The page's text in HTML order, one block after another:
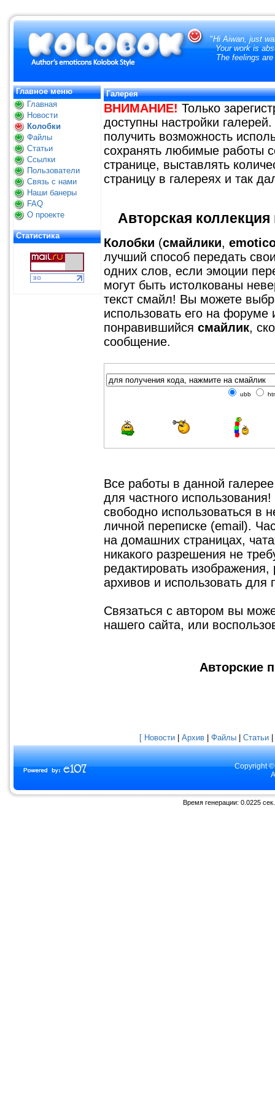
"Hi Aiwan, just
Your work is
The feelings
Главное меню
Главная
Новости
Колобки
Файлы
Статьи
Ссылки
Пользователи
Связь с нами
Наши банеры
FAQ
О проекте
Статистика
Галерея
ВНИМАНИЕ! Только
доступны настройки
получить возможность
сохранять любимые работы
странице, выставлять
страницу в галереях и так
Авторская
Колобки (смайлики,
лучший способ передать
одних слов, если эмоции
могут быть истолкованы
текст смайл! Вы можете
использовать его на
понравившийся смайлик,
сообщение.
ubb
Все работы в данной
для частного
свободно использоваться в
личной переписке (email).
на домашних страницах,
никакого разрешения не
редактировать изображения,
архивов и использовать для
Связаться с автором вы
нашего сайта, или
Авторские
[ Новости Архив Файлы Статьи
Copyright
Время генерации: 0.0225